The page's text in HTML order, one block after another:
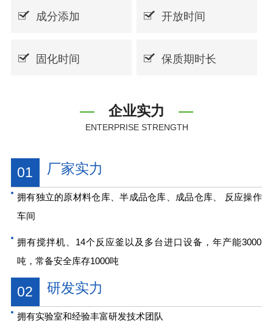
成分添加 开放时间
固化时间 保质期时长
企业实力
ENTERPRISE STRENGTH
01 厂家实力
拥有独立的原材料仓库、半成品仓库、成品仓库、 反应操作
车间
拥有搅拌机、14个反应釜以及多台进口设备，年产能3000
吨，常备安全库存1000吨
02 研发实力
拥有实验室和经验丰富研发技术团队